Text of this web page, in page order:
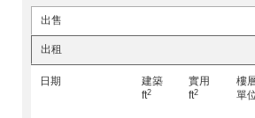
出售
出租
日期
建築
ft2
實用
ft2
樓
單